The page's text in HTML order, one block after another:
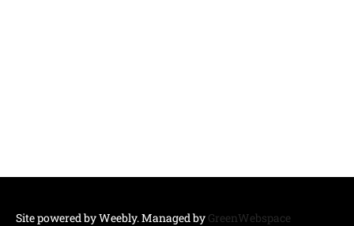
Site powered by Weebly. Managed by GreenWebspace